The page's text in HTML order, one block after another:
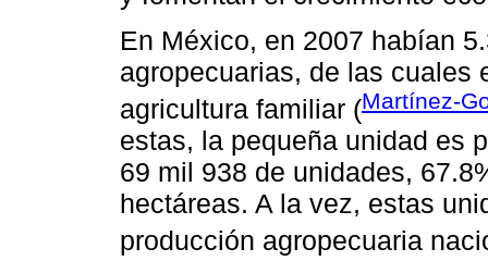
En México, en 2007 habían
agropecuarias, de las cuales
agricultura familiar (Martínez-
estas, la pequeña unidad es
69 mil 938 de unidades,
hectáreas. A la vez, estas
producción agropecuaria